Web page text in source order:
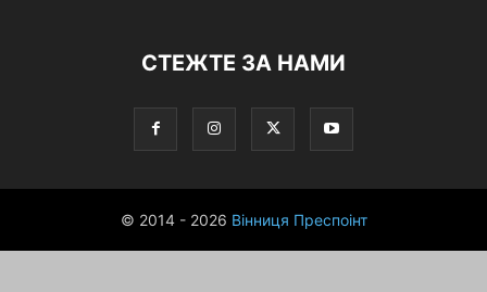
СТЕЖТЕ ЗА НАМИ
© 2014 - 2026 Вінниця Преспоінт